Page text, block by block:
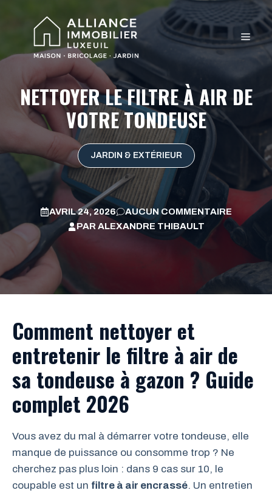
NETTOYER LE FILTRE À AIR DE
VOTRE TONDEUSE
JARDIN & EXTÉRIEUR
AVRIL 24, 2026
AUCUN COMMENTAIRE
PAR ALEXANDRE THIBAULT
Comment nettoyer et
entretenir le filtre à air de
sa tondeuse à gazon ? Guide
complet 2026
Vous avez du mal à démarrer votre tondeuse, elle
manque de puissance ou consomme trop ? Ne
cherchez pas plus loin : dans 9 cas sur 10, le
coupable est un filtre à air encrassé. Un entretien